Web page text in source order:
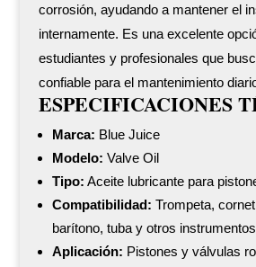
corrosión, ayudando a mantener el
internamente. Es una excelente
estudiantes y profesionales que
confiable para el mantenimiento
ESPECIFICACIONES
Marca: Blue Juice
Modelo: Valve Oil
Tipo: Aceite lubricante para
Compatibilidad: Trompeta,
barítono, tuba y otros
Aplicación: Pistones y válvulas